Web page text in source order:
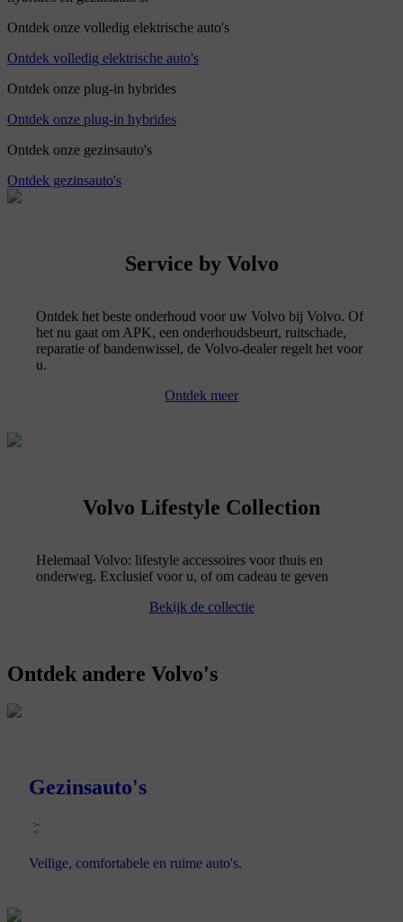
Ontdek onze volledig elektrische auto's
Ontdek volledig elektrische auto's
Ontdek onze plug-in hybrides
Ontdek onze plug-in hybrides
Ontdek onze gezinsauto's
Ontdek gezinsauto's
Service by Volvo
Ontdek het beste onderhoud voor uw Volvo bij Volvo. Of
het nu gaat om APK, een onderhoudsbeurt, ruitschade,
reparatie of bandenwissel, de Volvo-dealer regelt het voor
u.
Ontdek meer
Volvo Lifestyle Collection
Helemaal Volvo: lifestyle accessoires voor thuis en
onderweg. Exclusief voor u, of om cadeau te geven
Bekijk de collectie
Ontdek andere Volvo's
Gezinsauto's
Veilige, comfortabele en ruime auto's.